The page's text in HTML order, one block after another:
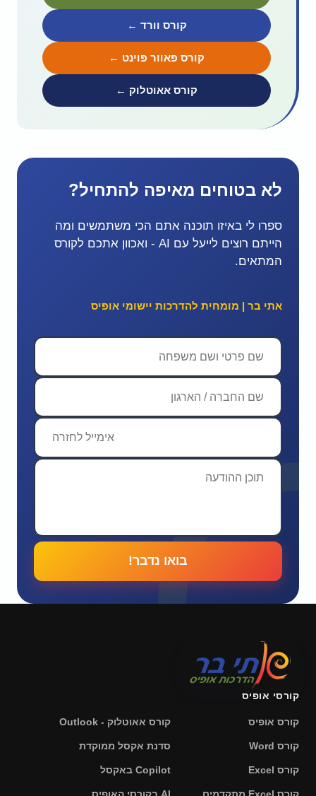
קורס וורד ←
קורס פאוור פוינט ←
קורס אאוטלוק ←
לא בטוחים מאיפה להתחיל?
ספרו לי באיזו תוכנה אתם הכי משתמשים ומה
הייתם רוצים לייעל עם AI - ואכוון אתכם לקורס
המתאים.
אתי בר | מומחית להדרכות יישומי אופיס
בואו נדבר!
קורסי אופיס
קורס אופיס
קורס Word
קורס Excel
קורס אאוטלוק - Outlook
סדנת אקסל ממוקדת
Copilot באקסל